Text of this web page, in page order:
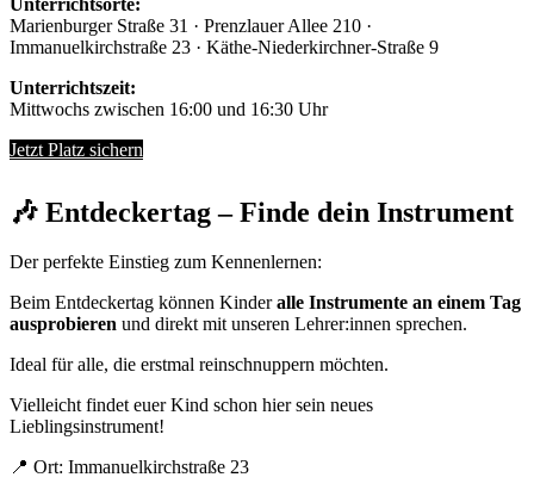
Marienburger Straße 31 · Prenzlauer Allee 210 ·
Immanuelkirchstraße 23 · Käthe-Niederkirchner-Straße 9
Unterrichtszeit:
Mittwochs zwischen 16:00 und 16:30 Uhr
Jetzt Platz sichern
🎶 Entdeckertag – Finde dein Instrument
Der perfekte Einstieg zum Kennenlernen:
Beim Entdeckertag können Kinderalle Instrumente an einem Tag
ausprobieren und direkt mit unseren Lehrer:innen sprechen.
Ideal für alle, die erstmal reinschnuppern möchten.
Vielleicht findet euer Kind schon hier sein neues
Lieblingsinstrument!
📍 Ort: Immanuelkirchstraße 23